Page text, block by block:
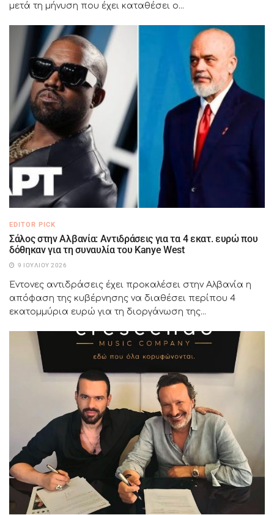
μετά τη μήνυση που έχει καταθέσει ο...
EDITOR PICK
Σάλος στην Αλβανία: Αντιδράσεις για τα 4 εκατ. ευρώ που
δόθηκαν για τη συναυλία του Kanye West
9 ΙΟΥΛΊΟΥ 2026
Έντονες αντιδράσεις έχει προκαλέσει στην Αλβανία η
απόφαση της κυβέρνησης να διαθέσει περίπου 4
εκατομμύρια ευρώ για τη διοργάνωση της...